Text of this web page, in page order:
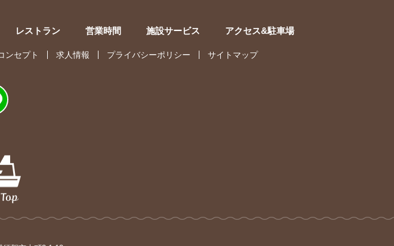
レストラン 営業時間 施設サービス アクセス&駐車場
ンセプト 求人情報 プライバシーポリシー サイトマップ